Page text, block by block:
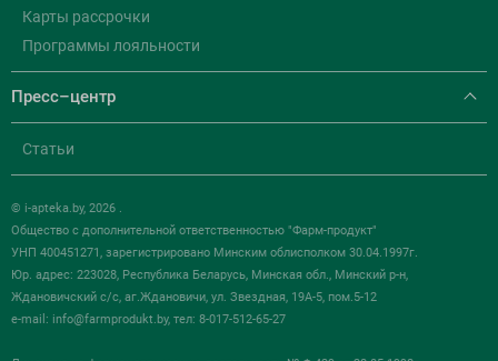
Карты рассрочки
Программы лояльности
Пресс–центр
Статьи
© i-apteka.by, 2026 .
Общество с дополнительной ответственностью "Фарм-продукт"
УНП 400451271, зарегистрировано Минским облисполком 30.04.1997г.
Юр. адрес: 223028, Республика Беларусь, Минская обл., Минский р-н,
Ждановичский с/с, аг.Ждановичи, ул. Звездная, 19А-5, пом.5-12
e-mail: info@farmprodukt.by, тел: 8-017-512-65-27